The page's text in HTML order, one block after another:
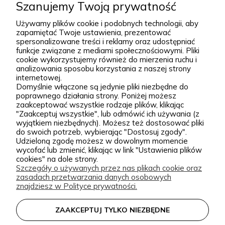
stoją Wiktor i Klaudia, którzy z dużą starannością
dobierają każdą odmianę dostępną w naszej
ofercie. W sprzedaży znajdziesz zarówno
sprawdzone, klasyczne gatunki, jak i ciekawsze,
bardziej unikatowe krzewy ozdobne, drzewa, byliny
oraz sadzonki do ogrodu. Każda roślina jest przez
nas pielęgnowana, nawożona, przycinana i
przygotowywana tak, aby mogła trafić do Twojego
ogrodu w jak najlepszej kondycji. W Zielonej Parze
stawiamy przede wszystkim na jakość sadzonek.
Wiemy, że dobrze ukorzeniona, zdrowa roślina to
podstawa udanego ogrodu, dlatego nie traktujemy
sprzedaży roślin jak zwykłej wysyłki produktu.
Nasze sadzonki są starannie prowadzone i
zabezpieczane przed transportem, dzięki czemu
Podgórna 9, 97-565 Brudzice
+48 793 037 145
kontakt@zielonapara.pl
Kategorie
Informacje
zielonapara.pl © 2026
Made with
by
Szanujemy Twoją prywatność
Używamy plików cookie i podobnych technologii, aby
zapamiętać Twoje ustawienia, prezentować
spersonalizowane treści i reklamy oraz udostępniać
funkcje związane z mediami społecznościowymi. Pliki
cookie wykorzystujemy również do mierzenia ruchu i
analizowania sposobu korzystania z naszej strony
internetowej.
Domyślnie włączone są jedynie pliki niezbędne do
poprawnego działania strony. Poniżej możesz
zaakceptować wszystkie rodzaje plików, klikając
"Zaakceptuj wszystkie", lub odmówić ich używania (z
wyjątkiem niezbędnych). Możesz też dostosować pliki
do swoich potrzeb, wybierając "Dostosuj zgody".
Udzieloną zgodę możesz w dowolnym momencie
wycofać lub zmienić, klikając w link "Ustawienia plików
cookies" na dole strony.
Szczegóły o używanych przez nas plikach cookie oraz
zasadach przetwarzania danych osobowych
znajdziesz w Polityce prywatności.
ZAAKCEPTUJ TYLKO NIEZBĘDNE